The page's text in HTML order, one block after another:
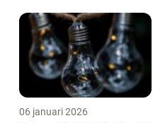
06 januari 2026